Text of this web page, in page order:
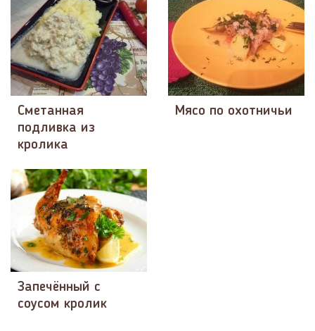
Сметанная
подливка из
кролика
Мясо по охотничьи
Запечённый с
соусом кролик